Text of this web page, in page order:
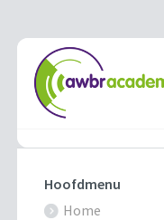
Hoofdmenu
Home